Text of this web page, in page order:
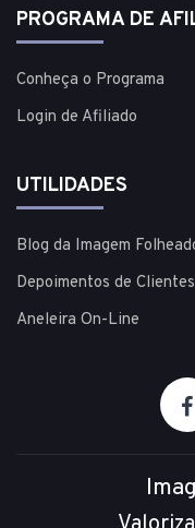
PROGRAMA DE
Conheça o Programa
Login de Afiliado
UTILIDADES
Blog da Imagem
Depoimentos de Clientes
Aneleira On-Line